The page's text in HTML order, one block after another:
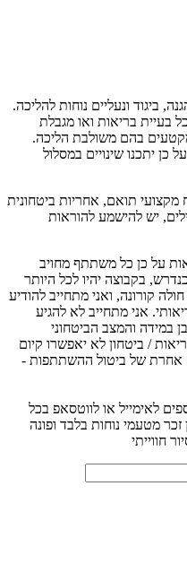
הגנה, ביגוד ונעליים נוחות להליכה.
בעיית בריאות ואו מגבלת
בהם משולבת הליכה.
כן יתכנו שינויים במסלול
מקצועי תואם, אחריות ביטחונית
יש להישמע להוראות
על כן כל משתתף מחויב
בקבוצה יהיו לכל היותר
קורונה, ואני מתחייב להודיע
אני מתחייב לא להגיע
במידה והמצב הביטחוני
/ ביטחון לא יאפשרו קיום
אחרת של ביטול ההשתתפות -
לאימייל או לווטסאפ בכל
מטעמי נוחות בלבד ופונה
חווייתי